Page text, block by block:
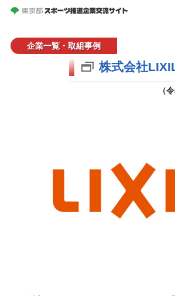
企業一覧・取組事例
株式会社
（